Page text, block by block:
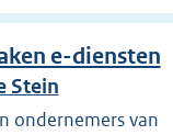
e-diensten
Stein
ondernemers van